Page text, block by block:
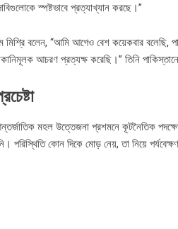
স্পষ্টভাবে প্রত্যাখ্যান করছে।”
মিশ্রি বলেন, “আমি আগেও বেশ কয়েকবার বলেছি,
আচরণ প্রত্যক্ষ করেছি।” তিনি
মহল উত্তেজনা প্রশমনে কূটনৈতিক
পরিস্থিতি কোন দিকে মোড় নেয়, তা নিয়ে